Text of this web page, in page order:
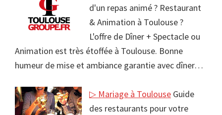
d'un repas animé ? Restaurant
& Animation à Toulouse ?
L'offre de Dîner + Spectacle ou
Animation est très étoffée à Toulouse. Bonne
humeur de mise et ambiance garantie avec dîner…
▷ Mariage à Toulouse Guide
des restaurants pour votre